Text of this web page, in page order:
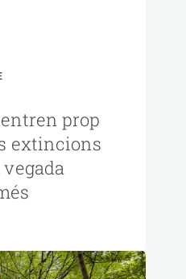
prop
extincions